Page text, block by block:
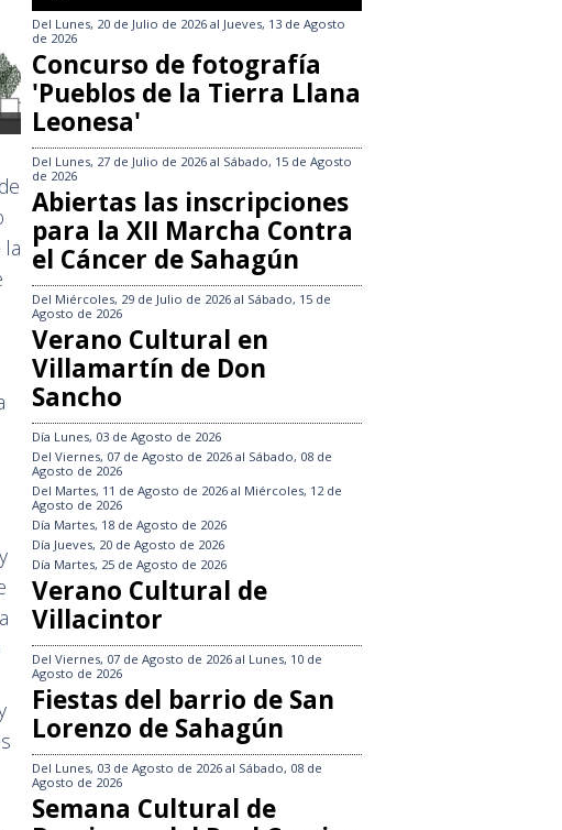
la
Del Lunes, 20 de Julio de 2026 al Jueves, 13 de Agosto
de 2026
Concurso de fotografía
'Pueblos de la Tierra Llana
Leonesa'
Del Lunes, 27 de Julio de 2026 al Sábado, 15 de Agosto
de 2026
Abiertas las inscripciones
para la XII Marcha Contra
el Cáncer de Sahagún
Del Miércoles, 29 de Julio de 2026 al Sábado, 15 de
Agosto de 2026
Verano Cultural en
Villamartín de Don
Sancho
Día Lunes, 03 de Agosto de 2026
Del Viernes, 07 de Agosto de 2026 al Sábado, 08 de
Agosto de 2026
Del Martes, 11 de Agosto de 2026 al Miércoles, 12 de
Agosto de 2026
Día Martes, 18 de Agosto de 2026
Día Jueves, 20 de Agosto de 2026
Día Martes, 25 de Agosto de 2026
Verano Cultural de
Villacintor
Del Viernes, 07 de Agosto de 2026 al Lunes, 10 de
Agosto de 2026
Fiestas del barrio de San
Lorenzo de Sahagún
Del Lunes, 03 de Agosto de 2026 al Sábado, 08 de
Agosto de 2026
Semana Cultural de